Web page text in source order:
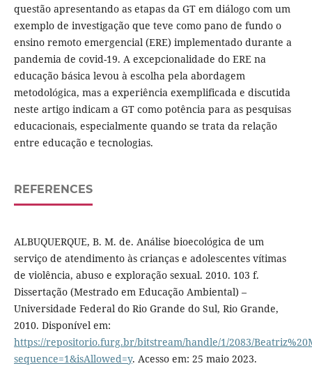
questão apresentando as etapas da GT em diálogo com um
exemplo de investigação que teve como pano de fundo o
ensino remoto emergencial (ERE) implementado durante a
pandemia de covid-19. A excepcionalidade do ERE na
educação básica levou à escolha pela abordagem
metodológica, mas a experiência exemplificada e discutida
neste artigo indicam a GT como potência para as pesquisas
educacionais, especialmente quando se trata da relação
entre educação e tecnologias.
REFERENCES
ALBUQUERQUE, B. M. de. Análise bioecológica de um
serviço de atendimento às crianças e adolescentes vítimas
de violência, abuso e exploração sexual. 2010. 103 f.
Dissertação (Mestrado em Educação Ambiental) –
Universidade Federal do Rio Grande do Sul, Rio Grande,
2010. Disponível em:
https://repositorio.furg.br/bitstream/handle/1/2083/
sequence=1&isAllowed=y. Acesso em: 25 maio 2023.